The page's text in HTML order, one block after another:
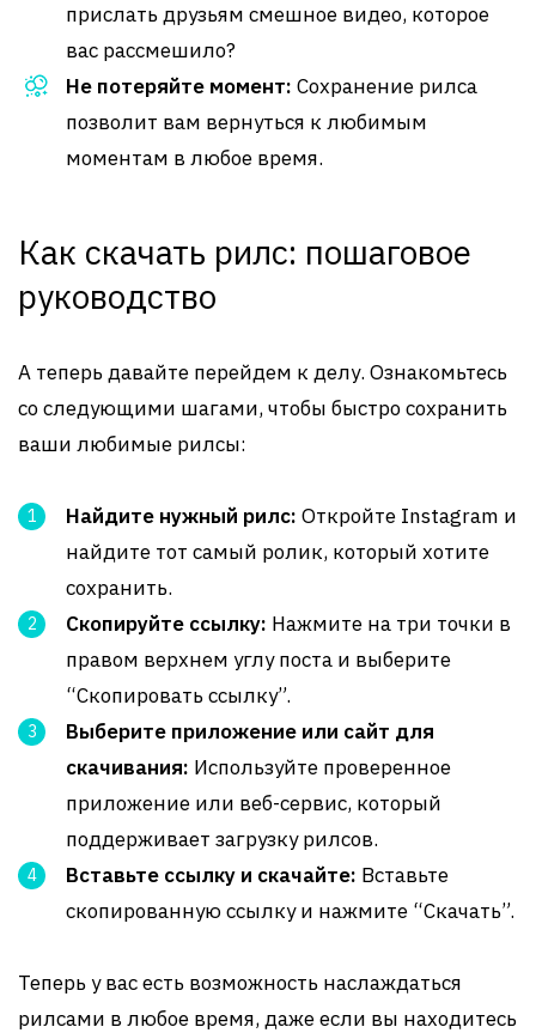
прислать друзьям смешное видео, которое
вас рассмешило?
Не потеряйте момент: Сохранение рилса
позволит вам вернуться к любимым
моментам в любое время.
Как скачать рилс: пошаговое
руководство
А теперь давайте перейдем к делу. Ознакомьтесь
со следующими шагами, чтобы быстро сохранить
ваши любимые рилсы:
Найдите нужный рилс: Откройте Instagram и
найдите тот самый ролик, который хотите
сохранить.
Скопируйте ссылку: Нажмите на три точки в
правом верхнем углу поста и выберите
“Скопировать ссылку”.
Выберите приложение или сайт для
скачивания: Используйте проверенное
приложение или веб-сервис, который
поддерживает загрузку рилсов.
Вставьте ссылку и скачайте: Вставьте
скопированную ссылку и нажмите “Скачать”.
Теперь у вас есть возможность наслаждаться
рилсами в любое время, даже если вы находитесь